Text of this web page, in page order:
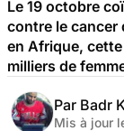
Le 19 octobre
contre le cancer
en Afrique,
milliers de
Par Badr
Mis à jour